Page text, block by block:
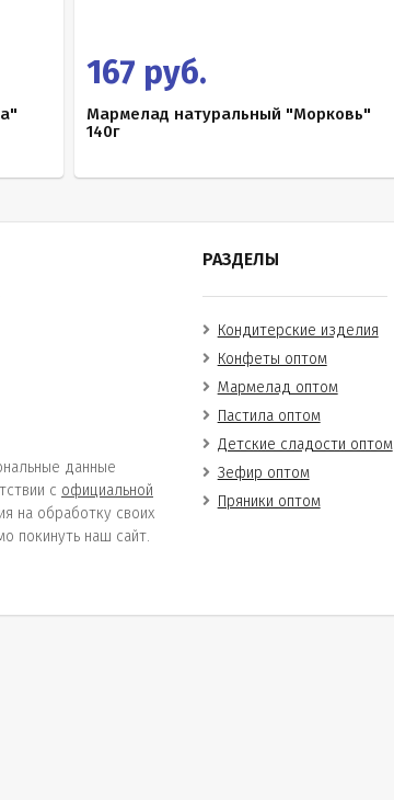
167 руб.
Мармелад натуральный "Морковь"
140г
данные
с официальной
на обработку своих
покинуть наш сайт.
РАЗДЕЛЫ
Кондитерские изделия
Конфеты оптом
Мармелад оптом
Пастила оптом
Детские сладости оптом
Зефир оптом
Пряники оптом